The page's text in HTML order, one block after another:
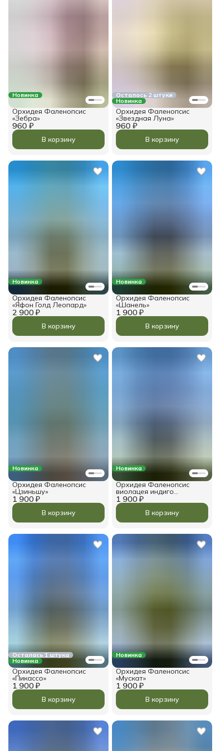
Новинка
960 ₽
Орхидея Фаленопсис
«Зебра»
В корзину
Осталось 2 штуки
Новинка
960 ₽
Орхидея Фаленопсис
«Звездная Луна»
В корзину
Новинка
2 900 ₽
Орхидея Фаленопсис
«Яфон Голд Леопард»
В корзину
Новинка
1 900 ₽
Орхидея Фаленопсис
«Шанель»
В корзину
Новинка
1 900 ₽
Орхидея Фаленопсис
«Цзиньшу»
В корзину
Новинка
1 900 ₽
Орхидея Фаленопсис
виолацея индиго
«Флорал»
В корзину
Осталась 1 штука
Новинка
1 900 ₽
Орхидея Фаленопсис
«Пикассо»
В корзину
Новинка
1 900 ₽
Орхидея Фаленопсис
«Мускат»
В корзину